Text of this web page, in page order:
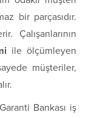
bir parçasıdır.
Çalışanlarının
ile ölçümleyen
müşteriler,
Bankası iş